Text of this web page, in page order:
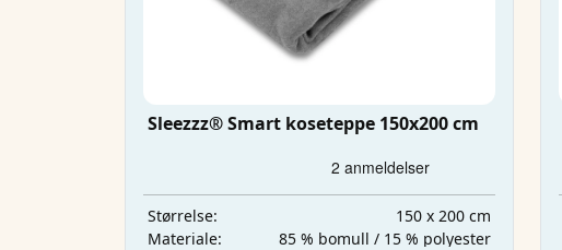
Sleezzz® Smart koseteppe 150x200 cm
Størrelse:
150 x 200 cm
Materiale:
85 % bomull / 15 % polyester